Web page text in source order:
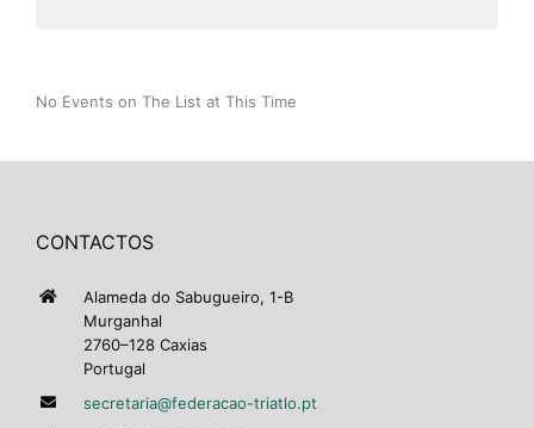
No Events on The List at This Time
CONTACTOS
Alameda do Sabugueiro, 1-B
Murganhal
2760–128 Caxias
Portugal
secretaria@federacao-triatlo.pt